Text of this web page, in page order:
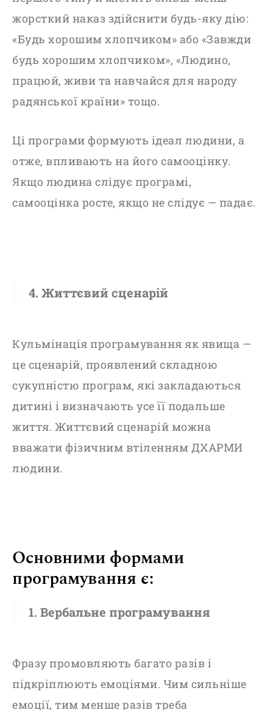
жорсткий наказ здійснити будь-яку дію:
«Будь хорошим хлопчиком» або «Завжди
будь хорошим хлопчиком», «Людино,
працюй, живи та навчайся для народу
радянської країни» тощо.
Ці програми формують ідеал людини, а
отже, впливають на його самооцінку.
Якщо людина слідує програмі,
самооцінка росте, якщо не слідує — падає.
4. Життєвий сценарій
Кульмінація програмування як явища —
це сценарій, проявлений складною
сукупністю програм, які закладаються
дитині і визначають усе її подальше
життя. Життєвий сценарій можна
вважати фізичним втіленням ДХАРМИ
людини.
Основними формами
програмування є:
1. Вербальне програмування
Фразу промовляють багато разів і
підкріплюють емоціями. Чим сильніше
емоції, тим менше разів треба